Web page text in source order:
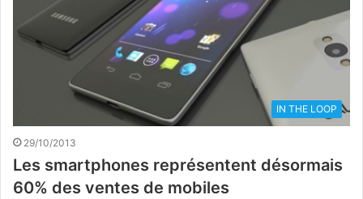
IN THE LOOP
29/10/2013
Les smartphones représentent désormais
60% des ventes de mobiles